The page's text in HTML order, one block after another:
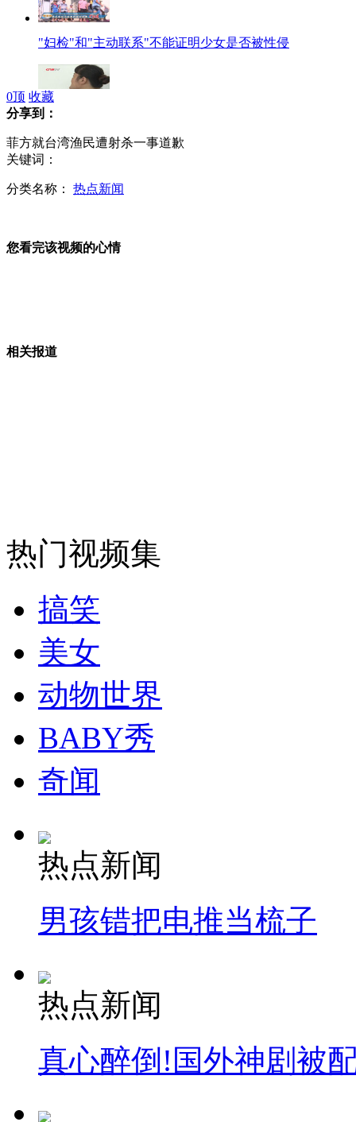
"妇检"和"主动联系"不能证明少女是否被性侵
山西运城恶犬咬伤多人 警民合力深夜将其击毙
女孩北京地铁殴打老人 痛下狠手拳打脚踢
无痛分娩是否安全 医生回应
走！跟着总书记去植树
0顶 收藏
分享到：
菲方就台湾渔民遭射杀一事道歉
关键词：
分类名称： 热点新闻
您看完该视频的心情
相关报道
热门视频集
搞笑
美女
动物世界
BABY秀
奇闻
热点新闻
男孩错把电推当梳子
热点新闻
真心醉倒!国外神剧被